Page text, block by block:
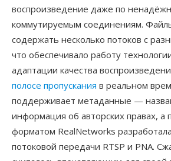
воспроизведение даже по
коммутируемым соединениям.
содержать несколько потоков с
что обеспечивало работу
адаптации качества
полосе пропускания в реальном
поддерживает метаданные —
информация об авторских правах, а
форматом RealNetworks
потоковой передачи RTSP и PNA.